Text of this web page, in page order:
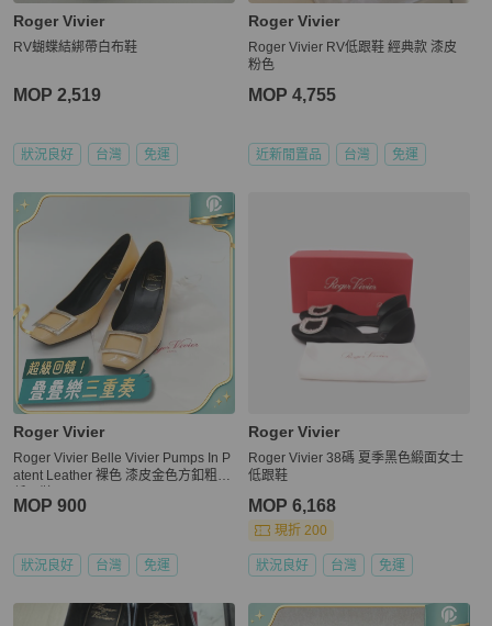
Roger Vivier
RV蝴蝶結綁帶白布鞋
MOP 2,519
狀況良好 台灣 免運
Roger Vivier
Roger Vivier RV低跟鞋 經典款 漆皮
粉色
MOP 4,755
近新閒置品 台灣 免運
Roger Vivier
Roger Vivier Belle Vivier Pumps In P
atent Leather 裸色 漆皮金色方釦粗跟
MOP 900
狀況良好 台灣 免運
Roger Vivier
Roger Vivier 38碼 夏季黑色緞面女士
低跟鞋
MOP 6,168
現折 200
狀況良好 台灣 免運